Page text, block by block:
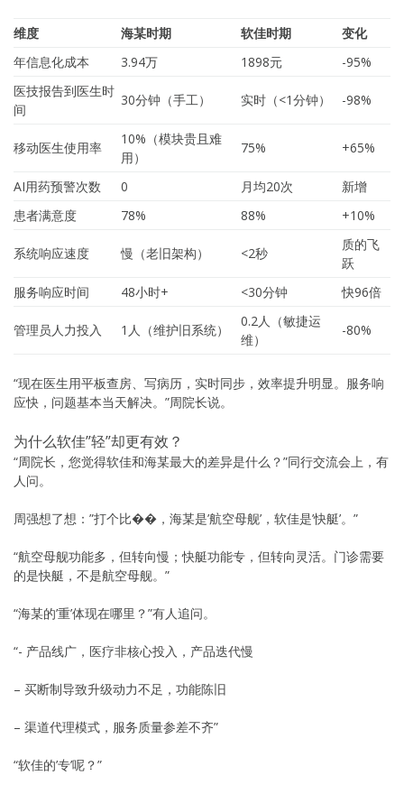
维度 海某时期 软佳时期
变化
年信息化成本
3.94万 1898元
-95%
医技报告到医生时
间
30分钟（手工） 实时（<1分钟） -98%
移动医生使用率
10%（模块贵且难
用）
75% +65%
AI用药预警次数 0 月均20次
新增
患者满意度
78% 88% +10%
系统响应速度 慢（老旧架构） <2秒
质的飞
跃
服务响应时间
48小时+ <30分钟 快96倍
管理员人力投入 1人（维护旧系统）
0.2人（敏捷运
维）
-80%
“现在医生用平板查房、写病历，实时同步，效率提升明显。服务响
应快，问题基本当天解决。”周院长说。
为什么软佳”轻”却更有效？
“周院长，您觉得软佳和海某最大的差异是什么？”同行交流会上，有
人问。
周强想了想：”打个比��，海某是’航空母舰’，软佳是’快艇’。”
“航空母舰功能多，但转向慢；快艇功能专，但转向灵活。门诊需要
的是快艇，不是航空母舰。”
“海某的’重’体现在哪里？”有人追问。
“- 产品线广，医疗非核心投入，产品迭代慢
– 买断制导致升级动力不足，功能陈旧
– 渠道代理模式，服务质量参差不齐”
“软佳的’专’呢？”